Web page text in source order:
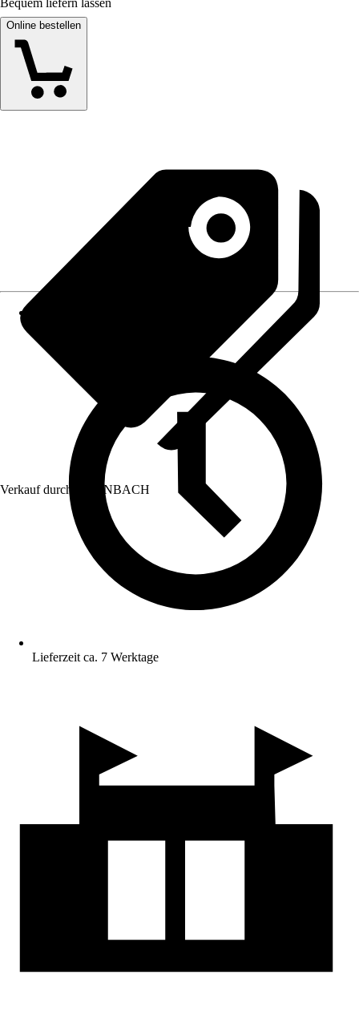
Bequem liefern lassen
Online bestellen
Verkauf durch: HORNBACH
Lieferzeit ca. 7 Werktage